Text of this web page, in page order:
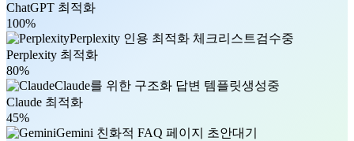
ChatGPT 최적화
100%
Perplexity 인용 최적화 체크리스트검수중
Perplexity 최적화
80%
Claude를 위한 구조화 답변 템플릿생성중
Claude 최적화
45%
Gemini 친화적 FAQ 페이지 초안대기